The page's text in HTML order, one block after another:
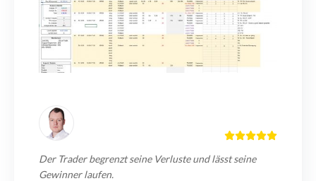
Der Trader begrenzt seine Verluste und lässt seine
Gewinner laufen.